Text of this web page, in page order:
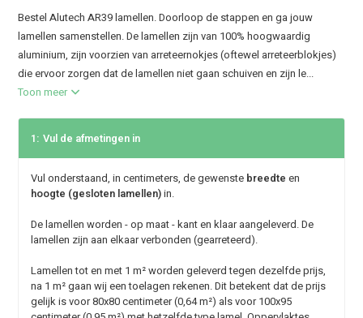
Bestel Alutech AR39 lamellen. Doorloop de stappen en ga jouw
lamellen samenstellen. De lamellen zijn van 100% hoogwaardig
aluminium, zijn voorzien van arreteernokjes (oftewel arreteerblokjes)
die ervoor zorgen dat de lamellen niet gaan schuiven en zijn le...
Toon meer
1: Vul de afmetingen in
Vul onderstaand, in centimeters, de gewenste breedte en
hoogte (gesloten lamellen)in.
De lamellen worden - op maat - kant en klaar aangeleverd. De
lamellen zijn aan elkaar verbonden (gearreteerd).
Lamellen tot en met 1 m² worden geleverd tegen dezelfde prijs,
na 1 m² gaan wij een toelagen rekenen. Dit betekent dat de prijs
gelijk is voor 80x80 centimeter (0,64 m²) als voor 100x95